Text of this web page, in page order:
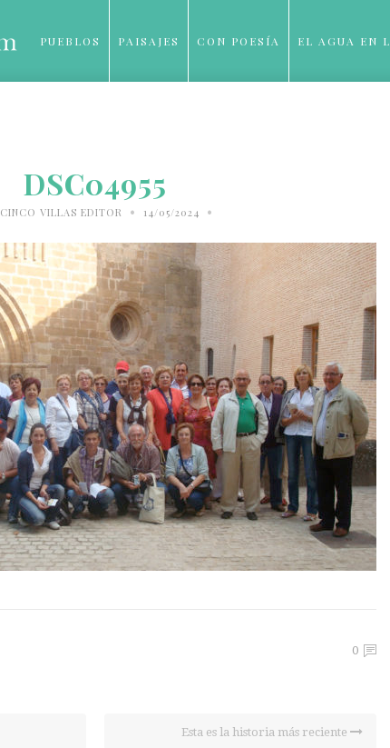
PUEBLOS PAISAJES CON POESÍA EL AGUA EN
DSC04955
CINCO VILLAS EDITOR • 14/05/2024 •
0
Esta es la historia más reciente